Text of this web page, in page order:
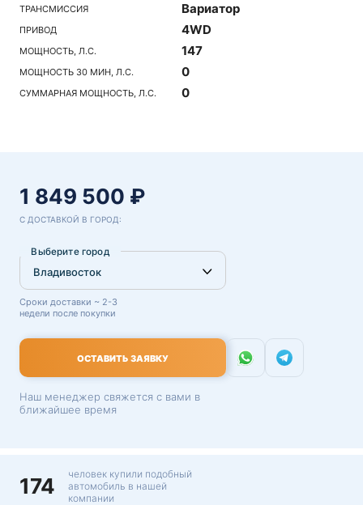
ТРАНСМИССИЯ Вариатор
ПРИВОД 4WD
МОЩНОСТЬ, Л.С. 147
МОЩНОСТЬ 30 МИН, Л.С. 0
СУММАРНАЯ МОЩНОСТЬ, Л.С. 0
1 849 500 ₽
С ДОСТАВКОЙ В ГОРОД:
Выберите город
Сроки доставки ~ 2-3
недели после покупки
ОСТАВИТЬ ЗАЯВКУ
Наш менеджер свяжется с вами в
ближайшее время
174
человек купили подобный
автомобиль в нашей
компании